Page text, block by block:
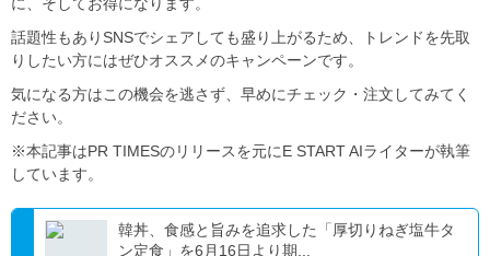
話題性もありSNSでシェアしても盛り上がるため、トレンドを先取
りしたい方にはぜひオススメのキャンペーンです。
気になる方はこの機会を逃さず、早めにチェック・注文してみてく
ださい。
※本記事はPR TIMESのリリースを元にE START AIライターが執筆
しています。
韓丼、食感と旨みを追求した「厚切りねぎ塩牛タ
ン定食」を6月16日より期...